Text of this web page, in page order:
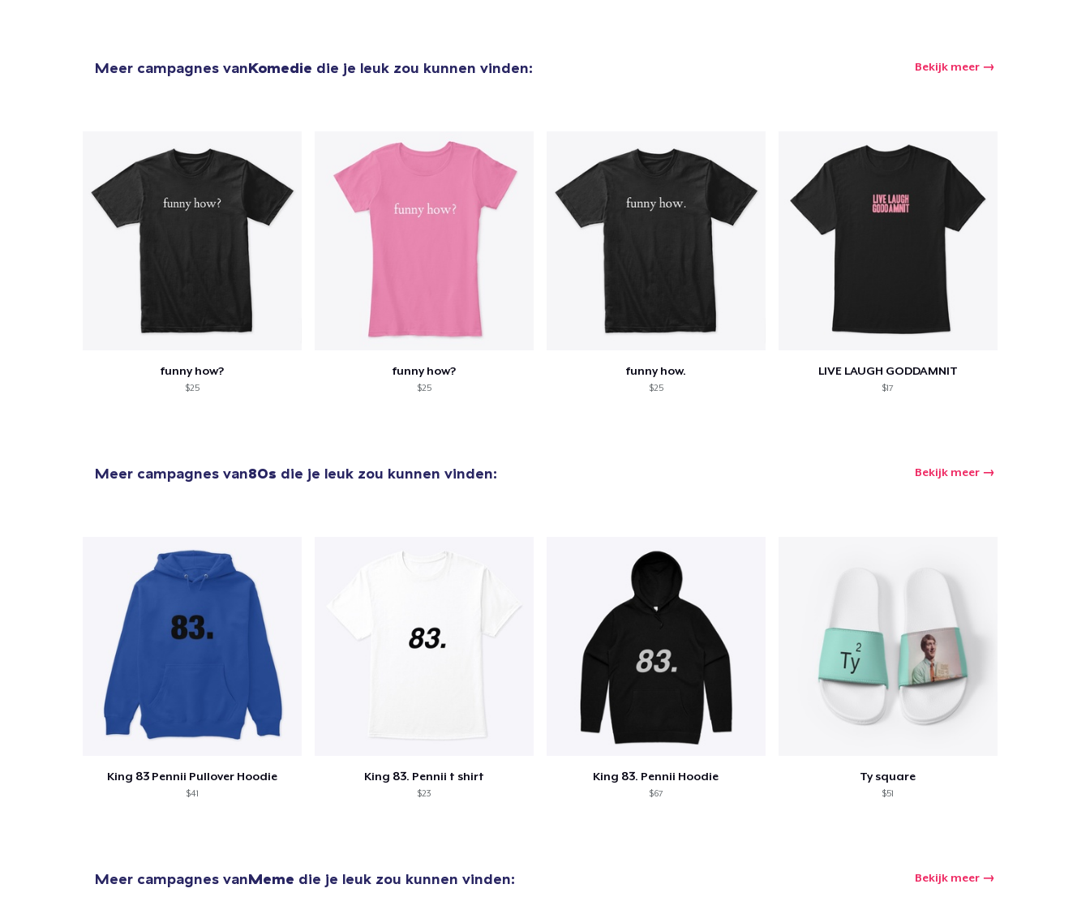
Meer campagnes vanKomedie die je leuk zou kunnen vinden: Bekijk meer
funny how?
$25
funny how?
$25
funny how.
$25
LIVE LAUGH GODDAMNIT
$17
Meer campagnes van80s die je leuk zou kunnen vinden: Bekijk meer
King 83 Pennii Pullover Hoodie
$41
King 83. Pennii t shirt
$23
King 83. Pennii Hoodie
$67
Ty square
$51
Meer campagnes vanMeme die je leuk zou kunnen vinden: Bekijk meer